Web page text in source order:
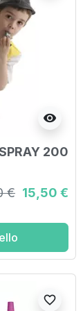
visibility
200
€ 15,50 €
favorite_border